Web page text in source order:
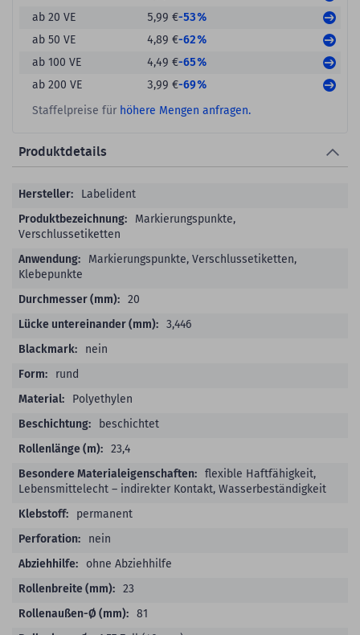
ab 20 VE
5,99 €-53%
ab 50 VE
4,89 €-62%
ab 100 VE
4,49 €-65%
ab 200 VE
3,99 €-69%
Staffelpreise für höhere Mengen anfragen.
Produktdetails
ProduktdetailsLabelident
Markierungspunkte,
Verschlussetiketten
Markierungspunkte, Verschlussetiketten,
Klebepunkte
20
3,446
nein
rund
Polyethylen
beschichtet
23,4
flexible Haftfähigkeit,
Lebensmittelecht – indirekter Kontakt, Wasserbeständigkeit
permanent
nein
ohne Abziehhilfe
23
81